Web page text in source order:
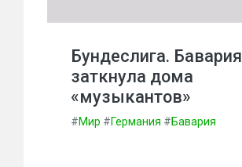
Бундеслига. Бавария
заткнула дома
«музыкантов»
#Мир #Германия #Бавария